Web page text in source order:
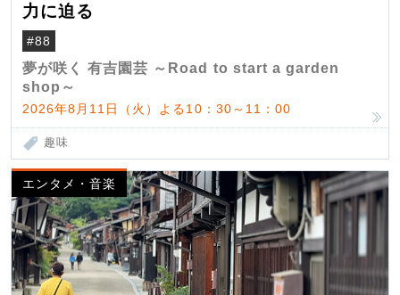
力に迫る
#88
夢が咲く 有吉園芸 ～Road to start a garden
shop～
2026年8月11日（火）よる10：30～11：00
趣味
エンタメ・音楽